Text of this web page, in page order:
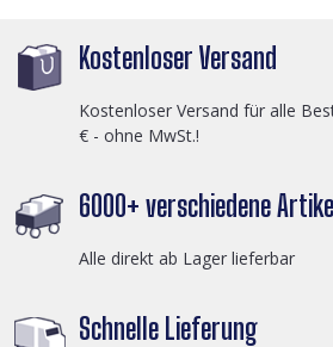
Kostenloser Versand
Kostenloser Versand für alle
€ - ohne MwSt.!
6000+ verschiedene
Alle direkt ab Lager lieferbar
Schnelle Lieferung